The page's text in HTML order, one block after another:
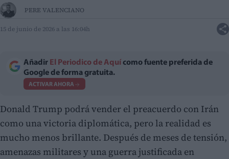
PERE VALENCIANO
15 de junio de 2026 a las 16:04h
Añadir El Periodico de Aquí como fuente preferida de
Google de forma gratuita.
ACTIVAR AHORA
Donald Trump podrá vender el preacuerdo con Irán
como una victoria diplomática, pero la realidad es
mucho menos brillante. Después de meses de tensión,
amenazas militares y una guerra justificada en